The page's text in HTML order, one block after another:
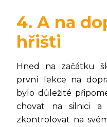
4. A na
hřišti
Hned na začátku
první lekce na
bylo důležité
chovat na silnici a
zkontrolovat na